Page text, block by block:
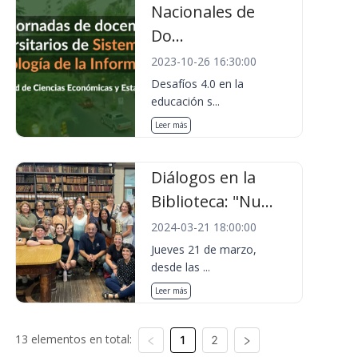
Nacionales de
Do...
2023-10-26 16:30:00
Desafíos 4.0 en la
educación s...
Leer más
Diálogos en la
Biblioteca: "Nu...
2024-03-21 18:00:00
Jueves 21 de marzo,
desde las ...
Leer más
13 elementos en total: 1 2